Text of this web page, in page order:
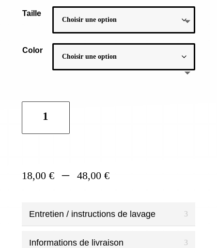
Taille
Color
Coussins
lin
18,00 € – 48,00 €Plage
18,00 €
à
48,00 €
Entretien / instructions de lavage
Informations de livraison